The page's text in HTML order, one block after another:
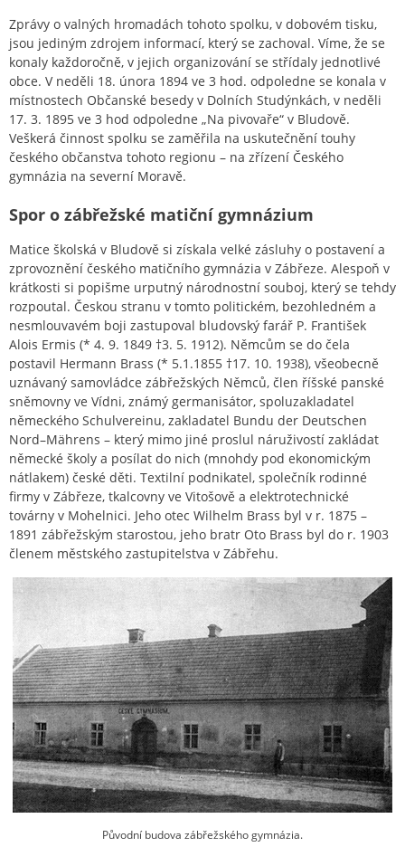
Zprávy o valných hromadách tohoto spolku, v dobovém tisku,
jsou jediným zdrojem informací, který se zachoval. Víme, že se
konaly každoročně, v jejich organizování se střídaly jednotlivé
obce. V neděli 18. února 1894 ve 3 hod. odpoledne se konala v
místnostech Občanské besedy v Dolních Studýnkách, v neděli
17. 3. 1895 ve 3 hod odpoledne „Na pivovaře“ v Bludově.
Veškerá činnost spolku se zaměřila na uskutečnění touhy
českého občanstva tohoto regionu – na zřízení Českého
gymnázia na severní Moravě.
Spor o zábřežské matiční gymnázium
Matice školská v Bludově si získala velké zásluhy o postavení a
zprovoznění českého matičního gymnázia v Zábřeze. Alespoň v
krátkosti si popišme urputný národnostní souboj, který se tehdy
rozpoutal. Českou stranu v tomto politickém, bezohledném a
nesmlouvavém boji zastupoval bludovský farář P. František
Alois Ermis (* 4. 9. 1849 †3. 5. 1912). Němcům se do čela
postavil Hermann Brass (* 5.1.1855 †17. 10. 1938), všeobecně
uznávaný samovládce zábřežských Němců, člen říšské panské
sněmovny ve Vídni, známý germanisátor, spoluzakladatel
německého Schulvereinu, zakladatel Bundu der Deutschen
Nord–Mährens – který mimo jiné proslul náruživostí zakládat
německé školy a posílat do nich (mnohdy pod ekonomickým
nátlakem) české děti. Textilní podnikatel, společník rodinné
firmy v Zábřeze, tkalcovny ve Vitošově a elektrotechnické
továrny v Mohelnici. Jeho otec Wilhelm Brass byl v r. 1875 –
1891 zábřežským starostou, jeho bratr Oto Brass byl do r. 1903
členem městského zastupitelstva v Zábřehu.
Původní budova zábřežského gymnázia.